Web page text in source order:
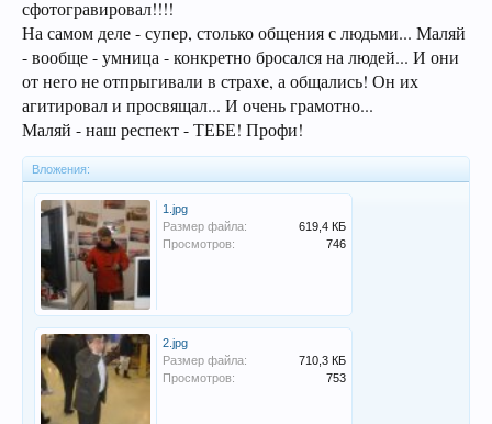
сфотогравировал!!!!
На самом деле - супер, столько общения с людьми... Маляй
- вообще - умница - конкретно бросался на людей... И они
от него не отпрыгивали в страхе, а общались! Он их
агитировал и просвящал... И очень грамотно...
Маляй - наш респект - ТЕБЕ! Профи!
Вложения:
1.jpg
Размер файла:
619,4 КБ
Просмотров:
746
2.jpg
Размер файла:
710,3 КБ
Просмотров:
753